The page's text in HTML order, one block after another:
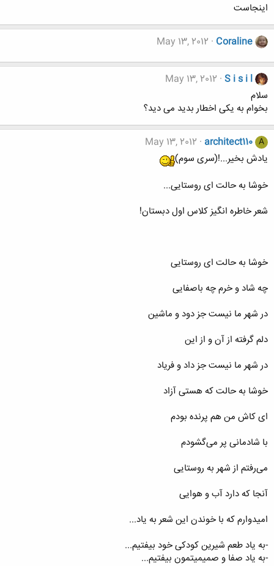
اینجاست
Coraline
May 13, 2012
S i s i l
May 13, 2012
سلام
بخوام به یکی اخطار بدید می دید؟
A
architect110
May 13, 2012
یادش بخیر...!(سری سوم)
خوشا به حالت ای روستایی...
شعر خاطره انگیز کلاس اول دبستان!
خوشا به حالت ای روستایی
چه شاد و خرم چه باصفایی
در شهر ما نیست جز دود و ماشین
دلم گرفته از آن و از این
در شهر ما نیست جز داد و فریاد
خوشا به حالت که هستی آزاد
ای کاش من هم پرنده بودم
با شادمانی پر می‌گشودم
می‌رفتم از شهر به روستایی
آنجا که دارد آب و هوایی
امیدوارم که با خوندن این شعر به یاد...
-به یاد طعم شیرین کودکی خود بیفتیم...
-به یاد صفا و صمیمیتمون بیفتیم...